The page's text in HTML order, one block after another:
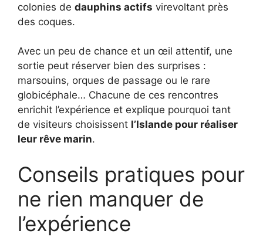
colonies de dauphins actifs virevoltant près
des coques.
Avec un peu de chance et un œil attentif, une
sortie peut réserver bien des surprises :
marsouins, orques de passage ou le rare
globicéphale… Chacune de ces rencontres
enrichit l’expérience et explique pourquoi tant
de visiteurs choisissent l’Islande pour réaliser
leur rêve marin.
Conseils pratiques pour
ne rien manquer de
l’expérience